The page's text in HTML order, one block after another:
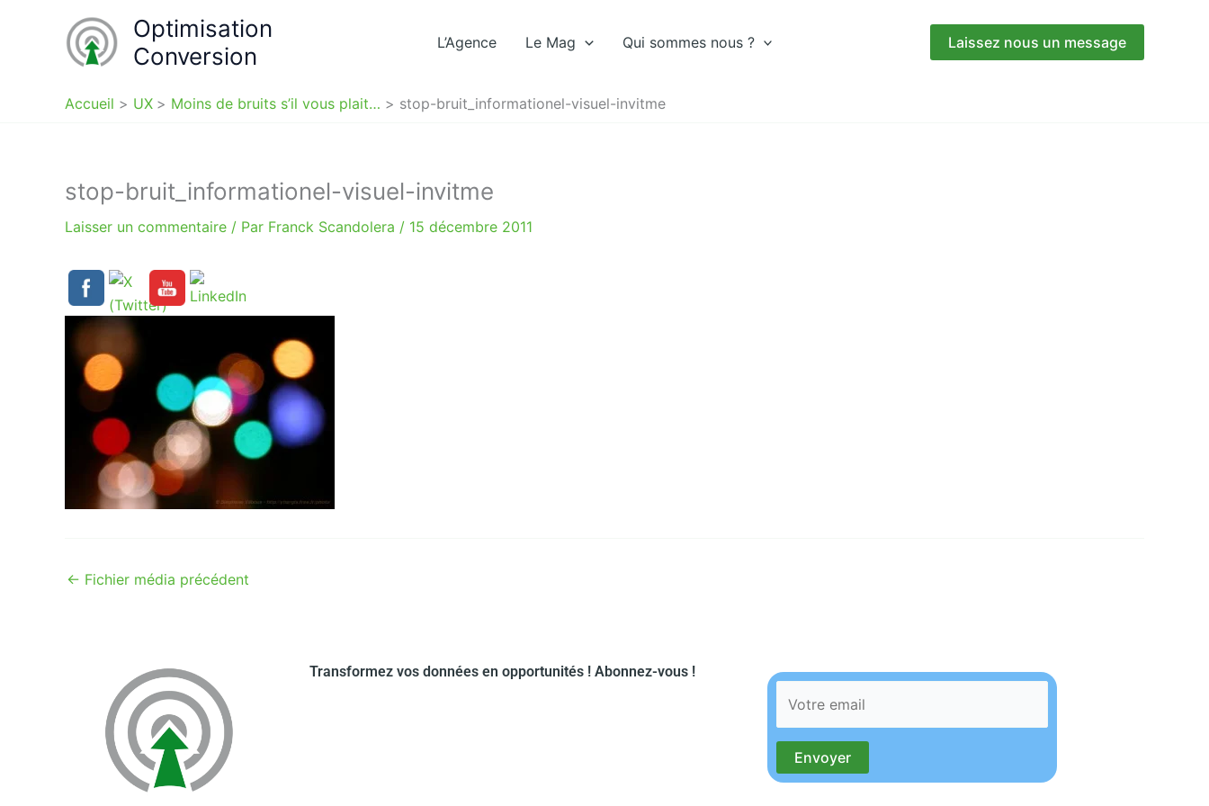
Optimisation
Conversion
L’Agence Le Mag Qui sommes nous ? Laissez nous un message
Accueil UX Moins de bruits s’il vous plait… stop-bruit_informationel-visuel-invitme
stop-bruit_informationel-visuel-invitme
Laisser un commentaire / Par Franck Scandolera / 15 décembre 2011
← Fichier média précédent
Transformez vos données en opportunités ! Abonnez-vous !​